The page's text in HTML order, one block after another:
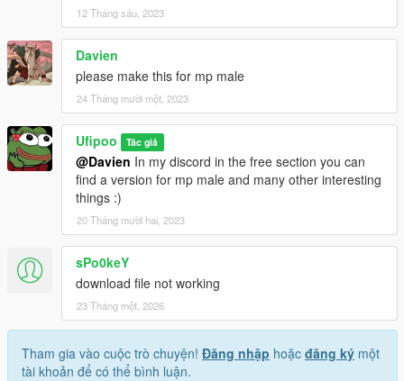
12 Tháng sáu, 2023
Davien
please make this for mp male
24 Tháng mười một, 2023
Ufipoo Tác giả
@Davien In my discord in the free section you can
find a version for mp male and many other interesting
things :)
20 Tháng mười hai, 2023
sPo0keY
download file not working
23 Tháng một, 2026
Tham gia vào cuộc trò chuyện! Đăng nhập hoặc đăng ký một
tài khoản để có thể bình luận.